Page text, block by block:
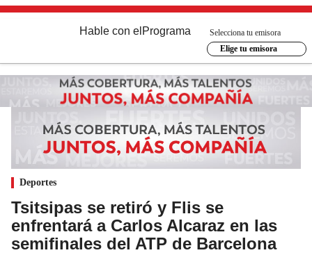
Hable con el Programa
Selecciona tu emisora
Elige tu emisora
Deportes
Tsitsipas se retiró y Flis se
enfrentará a Carlos Alcaraz en las
semifinales del ATP de Barcelona